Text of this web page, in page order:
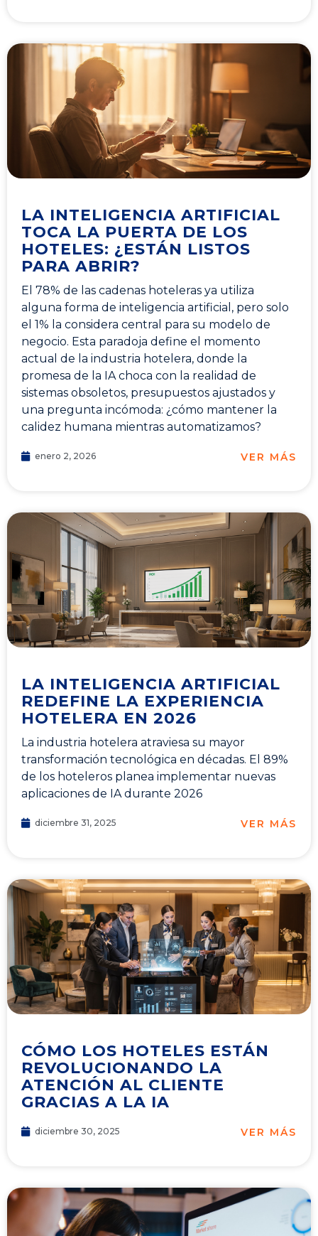
LA INTELIGENCIA ARTIFICIAL
TOCA LA PUERTA DE LOS
HOTELES: ¿ESTÁN LISTOS
PARA ABRIR?
El 78% de las cadenas hoteleras ya utiliza
alguna forma de inteligencia artificial, pero solo
el 1% la considera central para su modelo de
negocio. Esta paradoja define el momento
actual de la industria hotelera, donde la
promesa de la IA choca con la realidad de
sistemas obsoletos, presupuestos ajustados y
una pregunta incómoda: ¿cómo mantener la
calidez humana mientras automatizamos?
enero 2, 2026 VER MÁS
LA INTELIGENCIA ARTIFICIAL
REDEFINE LA EXPERIENCIA
HOTELERA EN 2026
La industria hotelera atraviesa su mayor
transformación tecnológica en décadas. El 89%
de los hoteleros planea implementar nuevas
aplicaciones de IA durante 2026
diciembre 31, 2025 VER MÁS
CÓMO LOS HOTELES ESTÁN
REVOLUCIONANDO LA
ATENCIÓN AL CLIENTE
GRACIAS A LA IA
diciembre 30, 2025 VER MÁS